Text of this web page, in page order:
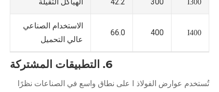
I300
I400
400
66.0
الاستخدام الصناعي
عالي التحميل
6. التطبيقات المشتركة
تُستخدم عوارض الفولاذ I على نطاق واسع في الصناعات نظرًا